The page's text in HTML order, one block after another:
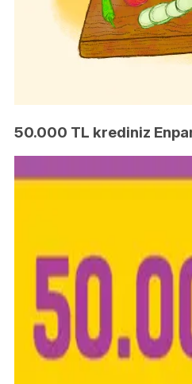
50.000 TL krediniz